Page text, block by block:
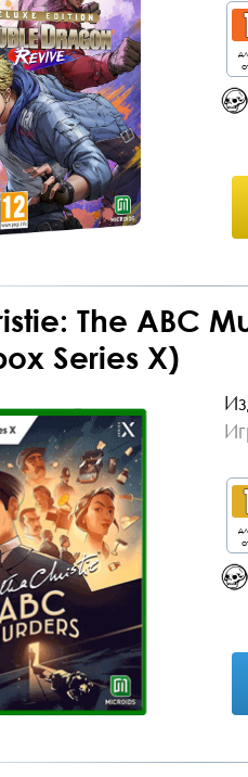
The ABC
Series X)